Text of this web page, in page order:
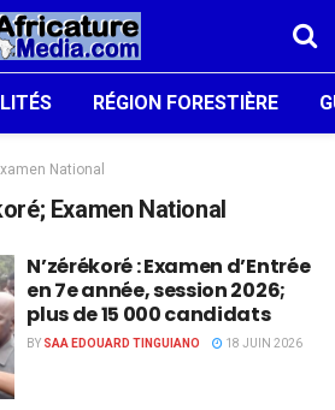
RÉGION FORESTIÈRE
National
Examen National
N’zérékoré : Examen d’Entrée
en 7e année, session 2026;
plus de 15 000 candidats
BY SAA EDOUARD TINGUIANO 18 JUIN 2026